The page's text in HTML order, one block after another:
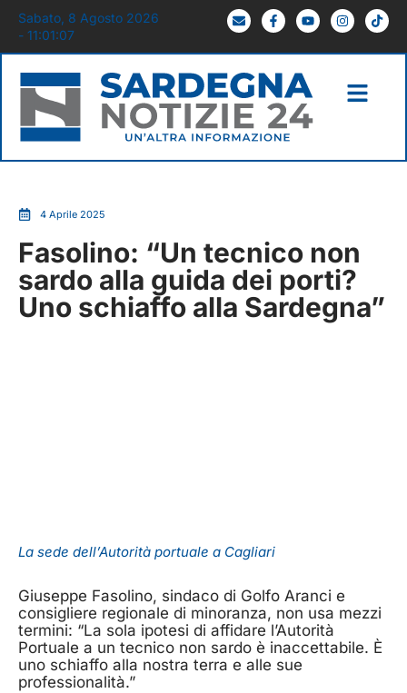
Sabato, 8 Agosto 2026
- 11:01:08
4 Aprile 2025
Fasolino: “Un tecnico non
sardo alla guida dei porti?
Uno schiaffo alla Sardegna”
La sede dell’Autorità portuale a Cagliari
Giuseppe Fasolino, sindaco di Golfo Aranci e
consigliere regionale di minoranza, non usa mezzi
termini: “La sola ipotesi di affidare l’Autorità
Portuale a un tecnico non sardo è inaccettabile. È
uno schiaffo alla nostra terra e alle sue
professionalità.”